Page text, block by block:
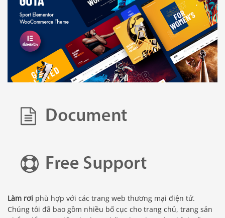
Làm rơi phù hợp với các trang web thương mại điện tử.
Chúng tôi đã bao gồm nhiều bố cục cho trang chủ, trang sản